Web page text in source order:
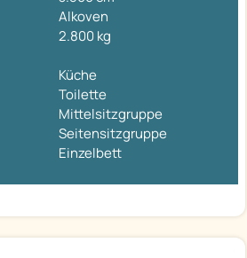
Alkoven
2.800 kg
Küche
Toilette
Mittelsitzgruppe
Seitensitzgruppe
Einzelbett